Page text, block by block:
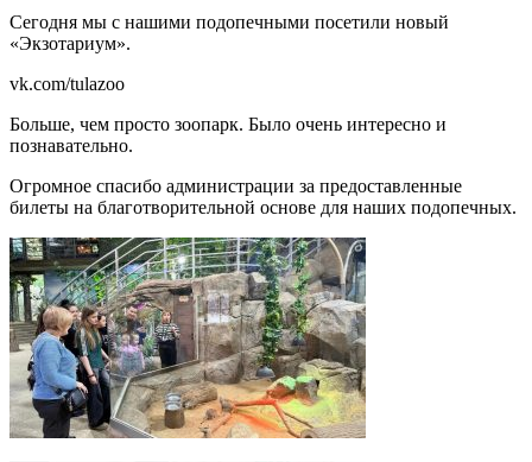
Сегодня мы с нашими подопечными посетили новый
«Экзотариум».
vk.com/tulazoo
Больше, чем просто зоопарк. Было очень интересно и
познавательно.
Огромное спасибо администрации за предоставленные
билеты на благотворительной основе для наших подопечных.